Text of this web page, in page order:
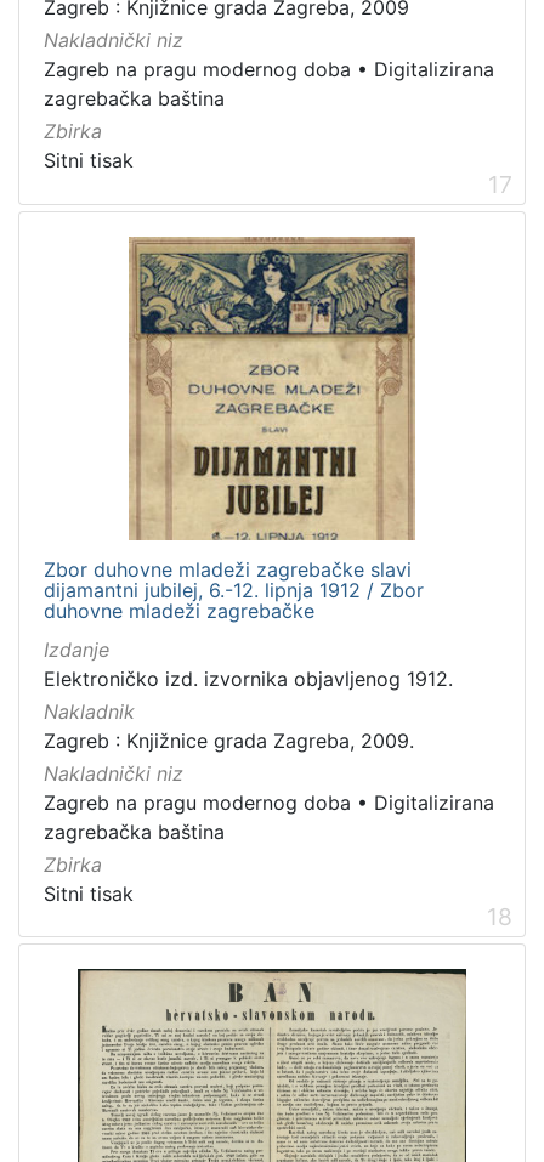
Zagreb : Knjižnice grada Zagreba, 2009
Nakladnički niz
Zagreb na pragu modernog doba • Digitalizirana
zagrebačka baština
Zbirka
Sitni tisak
17
Zbor duhovne mladeži zagrebačke slavi
dijamantni jubilej, 6.-12. lipnja 1912 / Zbor
duhovne mladeži zagrebačke
Izdanje
Elektroničko izd. izvornika objavljenog 1912.
Nakladnik
Zagreb : Knjižnice grada Zagreba, 2009.
Nakladnički niz
Zagreb na pragu modernog doba • Digitalizirana
zagrebačka baština
Zbirka
Sitni tisak
18